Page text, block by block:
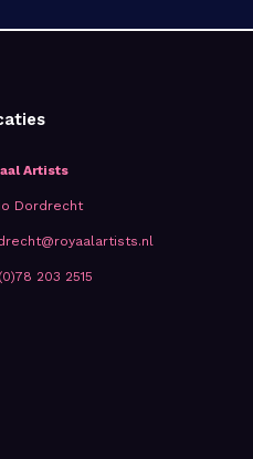
Artists
Dordrecht
203 2515